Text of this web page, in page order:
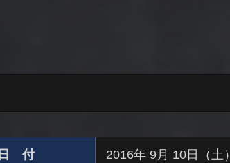
日 付 2016年 9月 10日（土）